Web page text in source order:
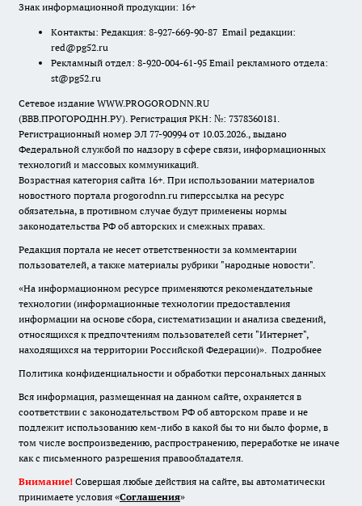
Знак информационной продукции: 16+
Контакты: Редакция: 8-927-669-90-87 Email редакции:
red@pg52.ru
Рекламный отдел: 8-920-004-61-95 Email рекламного отдела:
st@pg52.ru
Сетевое издание WWW.PROGORODNN.RU
(ВВВ.ПРОГОРОДНН.РУ). Регистрация РКН: №: 7378360181.
Регистрационный номер ЭЛ 77-90994 от 10.03.2026., выдано
Федеральной службой по надзору в сфере связи, информационных
технологий и массовых коммуникаций.
Возрастная категория сайта 16+. При использовании материалов
новостного портала progorodnn.ru гиперссылка на ресурс
обязательна, в противном случае будут применены нормы
законодательства РФ об авторских и смежных правах.
Редакция портала не несет ответственности за комментарии
пользователей, а также материалы рубрики "народные новости".
«На информационном ресурсе применяются рекомендательные
технологии (информационные технологии предоставления
информации на основе сбора, систематизации и анализа сведений,
относящихся к предпочтениям пользователей сети "Интернет",
находящихся на территории Российской Федерации)». Подробнее
Политика конфиденциальности и обработки персональных данных
Вся информация, размещенная на данном сайте, охраняется в
соответствии с законодательством РФ об авторском праве и не
подлежит использованию кем-либо в какой бы то ни было форме, в
том числе воспроизведению, распространению, переработке не иначе
как с письменного разрешения правообладателя.
Внимание! Совершая любые действия на сайте, вы автоматически
принимаете условия «Cоглашения»